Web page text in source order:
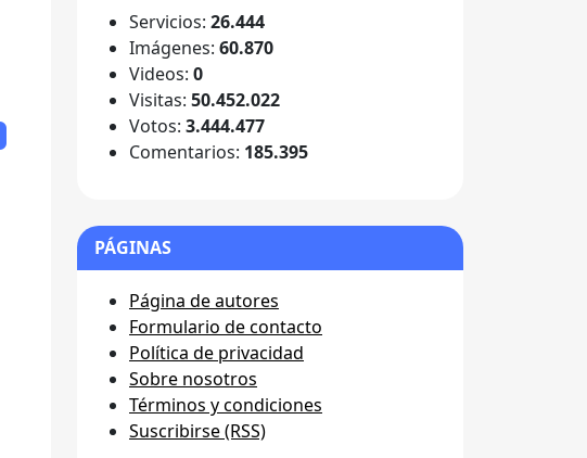
Servicios: 26.444
Imágenes: 60.870
Videos: 0
Visitas: 50.452.022
Votos: 3.444.477
Comentarios: 185.395
PÁGINAS
Página de autores
Formulario de contacto
Política de privacidad
Sobre nosotros
Términos y condiciones
Suscribirse (RSS)